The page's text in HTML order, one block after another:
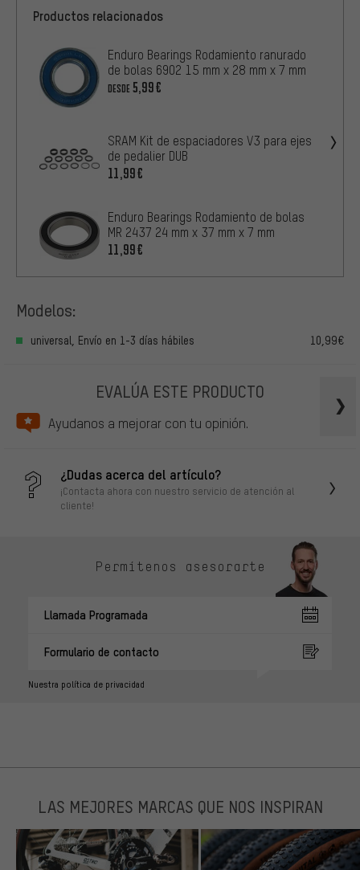
Productos relacionados
Enduro Bearings Rodamiento ranurado
de bolas 6902 15 mm x 28 mm x 7 mm
DESDE 5,99€
SRAM Kit de espaciadores V3 para ejes
de pedalier DUB
11,99€
Enduro Bearings Rodamiento de bolas
MR 2437 24 mm x 37 mm x 7 mm
11,99€
Modelos:
universal, Envío en 1-3 días hábiles 10,99€
EVALÚA ESTE PRODUCTO
Ayudanos a mejorar con tu opinión.
¿Dudas acerca del artículo?
¡Contacta ahora con nuestro servicio de atención al
cliente!
Permítenos asesorarte
Llamada Programada
Formulario de contacto
Nuestra política de privacidad
LAS MEJORES MARCAS QUE NOS INSPIRAN